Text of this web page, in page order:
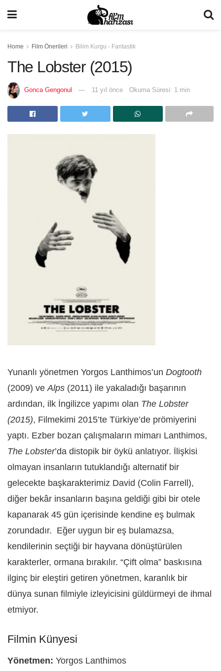
Home Film Önerileri Bilim Kurgu - Fantastik
The Lobster (2015)
Gonca Gengonul 11 yıl önce Okuma Süresi: 1 min
Yunanlı yönetmen Yorgos Lanthimos’un Dogtooth
(2009) ve Alps (2011) ile yakaladığı başarının
ardından, ilk İngilizce yapımı olan The Lobster
(2015), Filmekimi 2015’te Türkiye’de prömiyerini
yaptı. Ezber bozan çalışmaların mimarı Lanthimos,
The Lobster’da distopik bir öykü anlatıyor. İlişkisi
olmayan insanların tutuklandığı alternatif bir
gelecekte başkarakterimiz David (Colin Farrell),
diğer bekâr insanların başına geldiği gibi bir otele
kapanarak 45 gün içerisinde kendine eş bulmak
zorundadır. Eğer uygun bir eş bulamazsa,
kendilerinin seçtiği bir hayvana dönüştürülen
karakterler, ormana bırakılır. “Çift olma” baskısına
ilginç bir eleştiri getiren yönetmen, karanlık bir
dünya sunan filmiyle izleyicisini güldürmeyi de ihmal
etmiyor.
Filmin Künyesi
Yönetmen: Yorgos Lanthimos